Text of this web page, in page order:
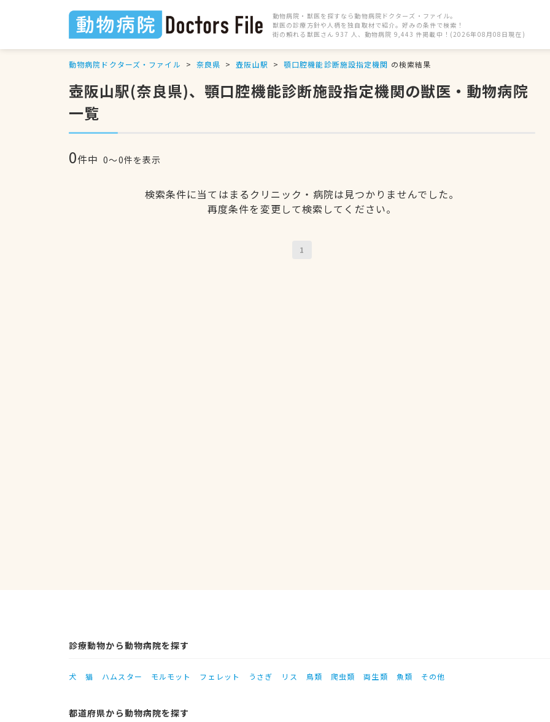
動物病院・獣医を探すなら動物病院ドクターズ・ファイル。
獣医の診療方針や人柄を独自取材で紹介。好みの条件で検索！
街の頼れる獣医さん 937 人、動物病院 9,443 件掲載中！(2026年08月08日現在)
動物病院ドクターズ・ファイル 奈良県 壺阪山駅 顎口腔機能診断施設指定機関 の検索結果
壺阪山駅(奈良県)、顎口腔機能診断施設指定機関の獣医・動物病院
一覧
0件中 0〜0件を表示
検索条件に当てはまるクリニック・病院は見つかりませんでした。
再度条件を変更して検索してください。
1
診療動物から動物病院を探す
犬 猫 ハムスター モルモット フェレット うさぎ リス 鳥類 爬虫類 両生類 魚類 その他
都道府県から動物病院を探す